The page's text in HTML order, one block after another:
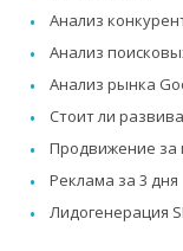
Анализ
Анализ
Анализ рынка
Стоит ли
Продвижение за
Реклама за 3 дня
Лидогенерация